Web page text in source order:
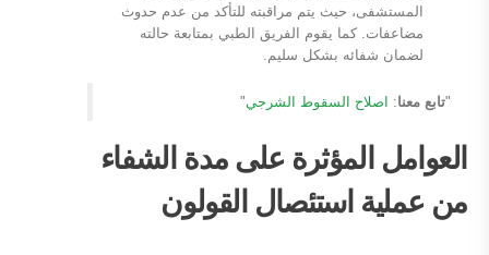
المستشفى، حيث يتم مراقبته للتأكد من عدم حدوث
مضاعفات. كما يقوم الفريق الطبي بمتابعة حالته
لضمان شفائه بشكل سليم.
"تابع معنا: اصلاح السقوط الشرجي"
العوامل المؤثرة على مدة الشفاء
من عملية استئصال القولون